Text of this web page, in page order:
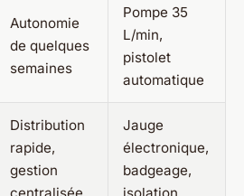
Autonomie
de quelques
semaines
Pompe 35
L/min,
pistolet
automatique
Distribution
rapide,
gestion
Jauge
électronique,
badgeage,